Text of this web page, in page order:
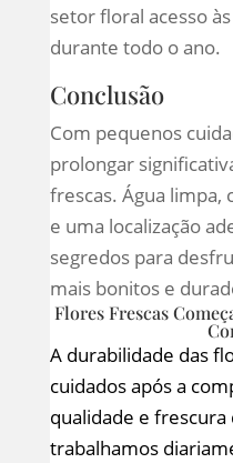
setor floral acesso
durante todo o ano.
Conclusão
Com pequenos
prolongar
frescas. Água limpa,
e uma localização
segredos para
mais bonitos e
Flores Frescas
A durabilidade das
cuidados após a
qualidade e
trabalhamos